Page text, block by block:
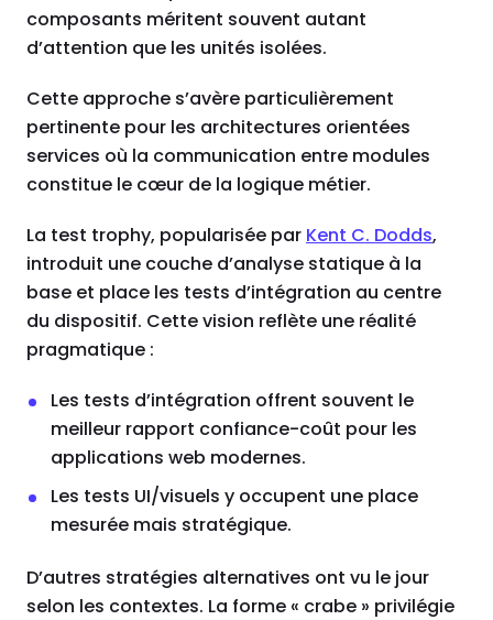
composants méritent souvent autant
d’attention que les unités isolées.
Cette approche s’avère particulièrement
pertinente pour les architectures orientées
services où la communication entre modules
constitue le cœur de la logique métier.
La test trophy, popularisée par Kent C. Dodds,
introduit une couche d’analyse statique à la
base et place les tests d’intégration au centre
du dispositif. Cette vision reflète une réalité
pragmatique :
Les tests d’intégration offrent souvent le
meilleur rapport confiance-coût pour les
applications web modernes.
Les tests UI/visuels y occupent une place
mesurée mais stratégique.
D’autres stratégies alternatives ont vu le jour
selon les contextes. La forme « crabe » privilégie